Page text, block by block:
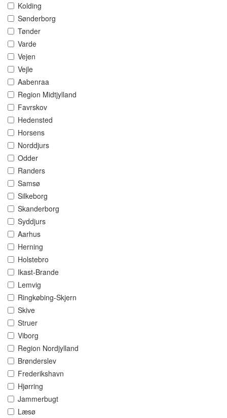
Kolding
Sønderborg
Tønder
Varde
Vejen
Vejle
Aabenraa
Region Midtjylland
Favrskov
Hedensted
Horsens
Norddjurs
Odder
Randers
Samsø
Silkeborg
Skanderborg
Syddjurs
Aarhus
Herning
Holstebro
Ikast-Brande
Lemvig
Ringkøbing-Skjern
Skive
Struer
Viborg
Region Nordjylland
Brønderslev
Frederikshavn
Hjørring
Jammerbugt
Læsø